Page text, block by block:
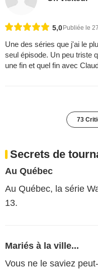
5,0 Publiée le
Une des séries que j'ai le
seul épisode. Un peu triste
une fin et quel fin avec
73
Secrets de
Au Québec
Au Québec, la série
13.
Mariés à la ville...
Vous ne le saviez